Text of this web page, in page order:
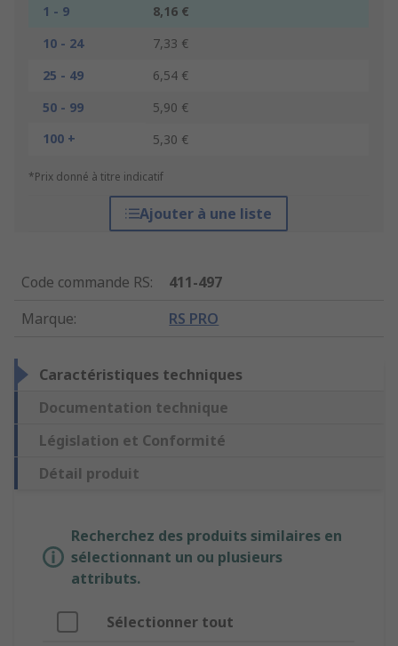
1 - 9
8,16 €
10 - 24
7,33 €
25 - 49
6,54 €
50 - 99
5,90 €
100 +
5,30 €
*Prix donné à titre indicatif
Ajouter à une liste
Code commande RS:
411-497
Marque: RS PRO
Caractéristiques techniques
Documentation technique
Législation et Conformité
Détail produit
Recherchez des produits similaires en
sélectionnant un ou plusieurs
attributs.
Sélectionner tout